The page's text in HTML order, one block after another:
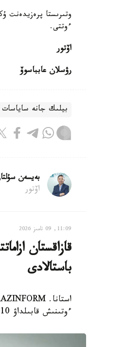
وتىرىستا پرەزيدەنت
ءوتتى.
اۆتور
رۋسلان عابباسوۆ
بيلىك جانە ساياسات
بەيسەن
اۆتور
11:09, 09 تامىز 2026
باستالادى
ءوتىنىش قابىلداۋ 10-20 -تامىز ارالىعىندا جۇرگىزىلەدى، دەپ حابارلايدى ۇلتتىق تەستىلەۋ ورتالىعى.